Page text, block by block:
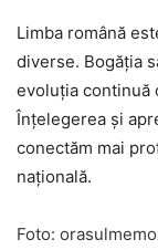
Limba română
diverse. Bogăția
evoluția continuă
Înțelegerea și
conectăm mai
națională.
Foto: